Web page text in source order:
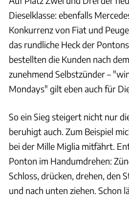
Dieselklasse: ebenfalls
Konkurrenz von Fiat und
das rundliche Heck der
bestellten die Kunden nach
zunehmend Selbstzünder –
Mondays" gilt eben auch für
So ein Sieg steigert nicht nur
beruhigt auch. Zum Beispiel
bei der Mille Miglia mitfährt.
Ponton im Handumdrehen:
Schloss, drücken, drehen, den
und nach unten ziehen. Schon